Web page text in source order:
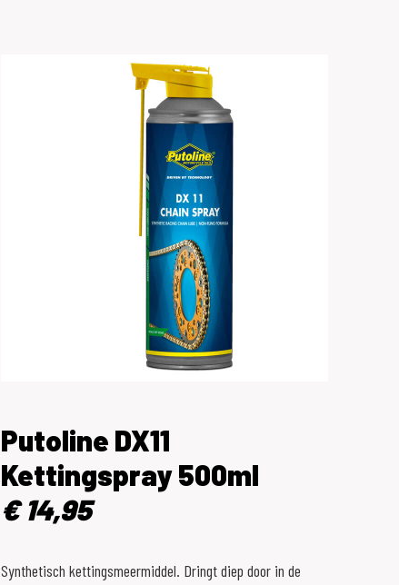
Putoline DX11
Kettingspray 500ml
€ 14,95
Synthetisch kettingsmeermiddel. Dringt diep door in de